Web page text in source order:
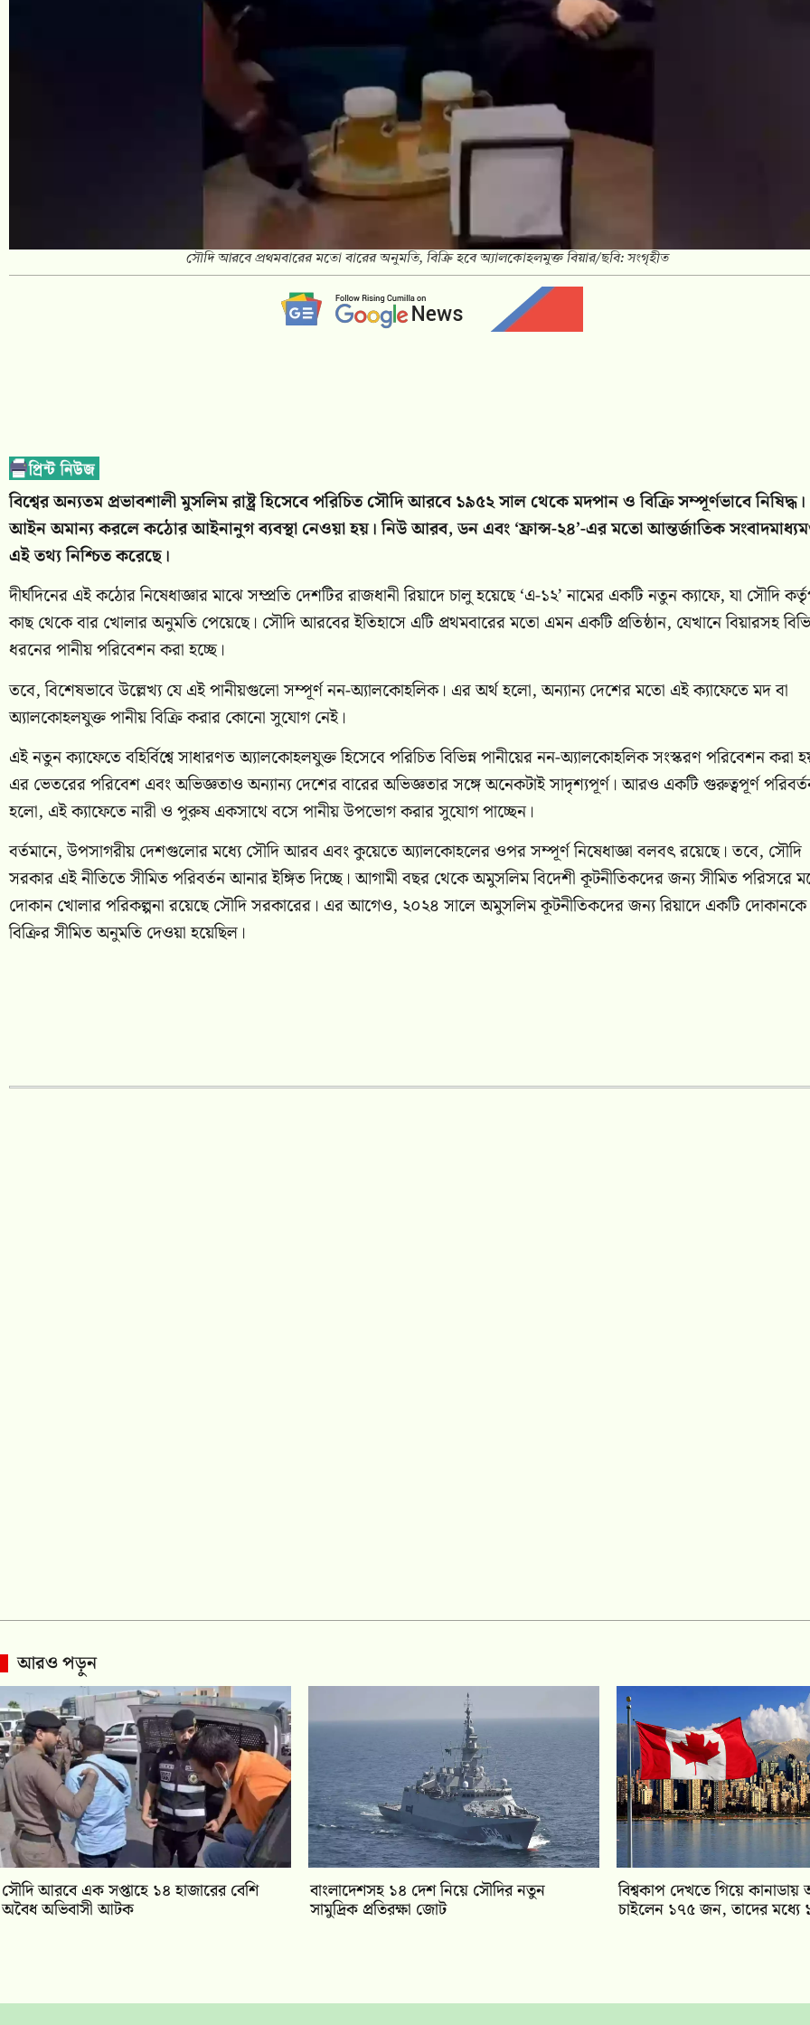
সৌদি আরবে প্রথমবারের মতো বারের অনুমতি, বিক্রি হবে অ্যালকোহলমুক্ত বিয়ার/ছবি: সংগৃহীত
বিশ্বের অন্যতম প্রভাবশালী মুসলিম রাষ্ট্র হিসেবে পরিচিত সৌদি আরবে ১৯৫২ সাল থেকে মদপান ও বিক্রি সম্পূর্ণভাবে
আইন অমান্য করলে কঠোর আইনানুগ ব্যবস্থা নেওয়া হয়। নিউ আরব, ডন এবং ‘ফ্রান্স-২৪’-এর মতো আন্তর্জাতিক
এই তথ্য নিশ্চিত করেছে।
দীর্ঘদিনের এই কঠোর নিষেধাজ্ঞার মাঝে সম্প্রতি দেশটির রাজধানী রিয়াদে চালু হয়েছে ‘এ-১২’ নামের একটি নতুন ক্যাফে, যা সৌদি
কাছ থেকে বার খোলার অনুমতি পেয়েছে। সৌদি আরবের ইতিহাসে এটি প্রথমবারের মতো এমন একটি প্রতিষ্ঠান, যেখানে বিয়ারসহ
ধরনের পানীয় পরিবেশন করা হচ্ছে।
তবে, বিশেষভাবে উল্লেখ্য যে এই পানীয়গুলো সম্পূর্ণ নন-অ্যালকোহলিক। এর অর্থ হলো, অন্যান্য দেশের মতো এই ক্যাফেতে মদ বা
অ্যালকোহলযুক্ত পানীয় বিক্রি করার কোনো সুযোগ নেই।
এই নতুন ক্যাফেতে বহির্বিশ্বে সাধারণত অ্যালকোহলযুক্ত হিসেবে পরিচিত বিভিন্ন পানীয়ের নন-অ্যালকোহলিক সংস্করণ পরিবেশন করা
এর ভেতরের পরিবেশ এবং অভিজ্ঞতাও অন্যান্য দেশের বারের অভিজ্ঞতার সঙ্গে অনেকটাই সাদৃশ্যপূর্ণ। আরও একটি গুরুত্বপূর্ণ
হলো, এই ক্যাফেতে নারী ও পুরুষ একসাথে বসে পানীয় উপভোগ করার সুযোগ পাচ্ছেন।
বর্তমানে, উপসাগরীয় দেশগুলোর মধ্যে সৌদি আরব এবং কুয়েতে অ্যালকোহলের ওপর সম্পূর্ণ নিষেধাজ্ঞা বলবৎ রয়েছে। তবে, সৌদি
সরকার এই নীতিতে সীমিত পরিবর্তন আনার ইঙ্গিত দিচ্ছে। আগামী বছর থেকে অমুসলিম বিদেশী কূটনীতিকদের জন্য সীমিত পরিসরে
দোকান খোলার পরিকল্পনা রয়েছে সৌদি সরকারের। এর আগেও, ২০২৪ সালে অমুসলিম কূটনীতিকদের জন্য রিয়াদে একটি
বিক্রির সীমিত অনুমতি দেওয়া হয়েছিল।
আরও পড়ুন
সৌদি আরবে এক সপ্তাহে ১৪ হাজারের বেশি
অবৈধ অভিবাসী আটক
বাংলাদেশসহ ১৪ দেশ নিয়ে সৌদির নতুন
সামুদ্রিক প্রতিরক্ষা জোট
বিশ্বকাপ দেখতে গিয়ে কানাডায়
চাইলেন ১৭৫ জন, তাদের মধ্যে